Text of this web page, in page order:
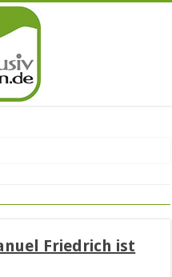
Friedrich ist